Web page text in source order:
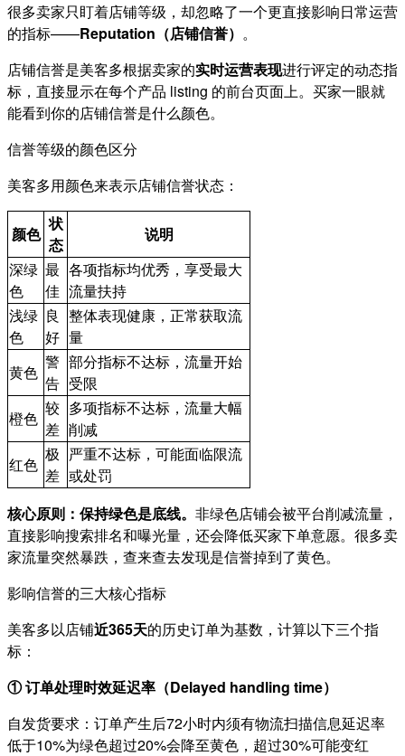
很多卖家只盯着店铺等级，却忽略了一个更直接影响日常运营
的指标——Reputation（店铺信誉） 。
店铺信誉是美客多根据卖家的实时运营表现进行评定的动态指
标，直接显示在每个产品 listing 的前台页面上。买家一眼就
能看到你的店铺信誉是什么颜色。
信誉等级的颜色区分
美客多用颜色来表示店铺信誉状态：
颜色
状
态
说明
深绿
色
最
佳
各项指标均优秀，享受最大
流量扶持
浅绿
色
良
好
整体表现健康，正常获取流
量
黄色
警
告
部分指标不达标，流量开始
受限
橙色
较
差
多项指标不达标，流量大幅
削减
红色
极
差
严重不达标，可能面临限流
或处罚
核心原则：保持绿色是底线。 非绿色店铺会被平台削减流量，
直接影响搜索排名和曝光量，还会降低买家下单意愿。很多卖
家流量突然暴跌，查来查去发现是信誉掉到了黄色。
影响信誉的三大核心指标
美客多以店铺近365天的历史订单为基数，计算以下三个指
标：
① 订单处理时效延迟率（Delayed handling time）
自发货要求：订单产生后72小时内须有物流扫描信息延迟率
低于10%为绿色超过20%会降至黄色，超过30%可能变红